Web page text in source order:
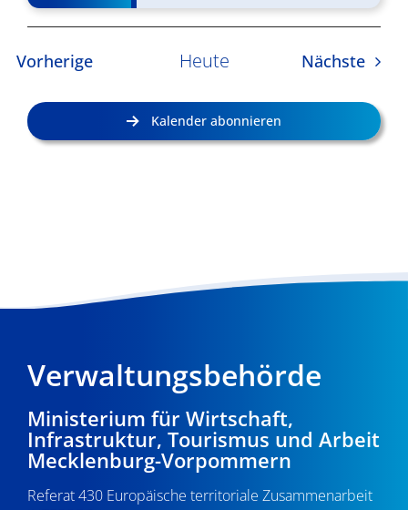
VorherigeVeranstaltungen
Heute Nächste
Kalender abonnieren
Verwaltungsbehörde
Ministerium für Wirtschaft,
Infrastruktur, Tourismus und Arbeit
Mecklenburg-Vorpommern
Referat 430 Europäische territoriale Zusammenarbeit